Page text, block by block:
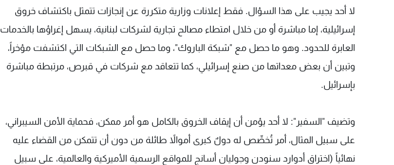
لا أحد يجيب على هذا السؤال. فقط إعلانات وزارية متكررة عن إنجازات تتمثل باكتشاف خروق
إسرائيلية، إما مباشرة أو من خلال امتطاء مصالح تجارية لشركات لبنانية، يسهل إغراؤها بالخدمات
العابرة للحدود. وهو ما حصل مع "شبكة الباروك"، وما حصل مع الشبكات التي اكتشفت مؤخراً،
وتبين أن بعض معداتها من صنع إسرائيلي، كما تتعاقد مع شركات في قبرص، مرتبطة مباشرة
بإسرائيل.
وتضيف "السفير": لا أحد يؤمن أن إيقاف الخروق بالكامل هو أمر ممكن، فحماية الأمن السيبراني،
على سبيل المثال، أمر تُخصِّص له دولٌ كبرى أموالاً طائلة من دون أن تتمكن من القضاء عليه
نهائياً (اختراق أدوارد سنودن وجوليان أسانج للمواقع الرسمية الأميركية والعالمية، على سبيل